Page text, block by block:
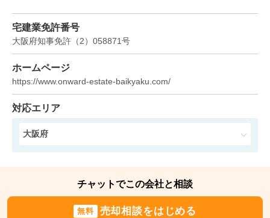
宅建業免許番号
大阪府知事免許 （2） 058871号
ホームページ
https://www.onward-estate-baikyaku.com/
対応エリア
大阪府
チャットでこの会社と相談
無料 売却相談をはじめる